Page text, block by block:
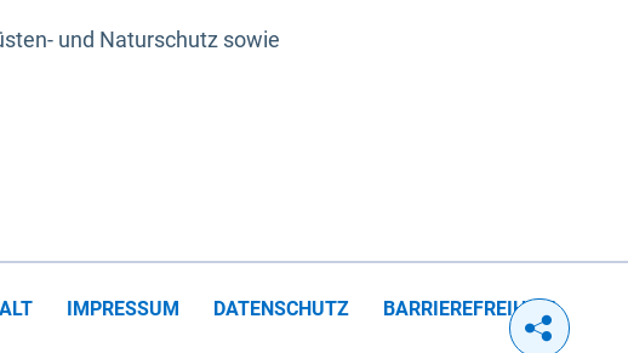
und Naturschutz sowie
IMPRESSUM DATENSCHUTZ BARRIEREFREIHEIT